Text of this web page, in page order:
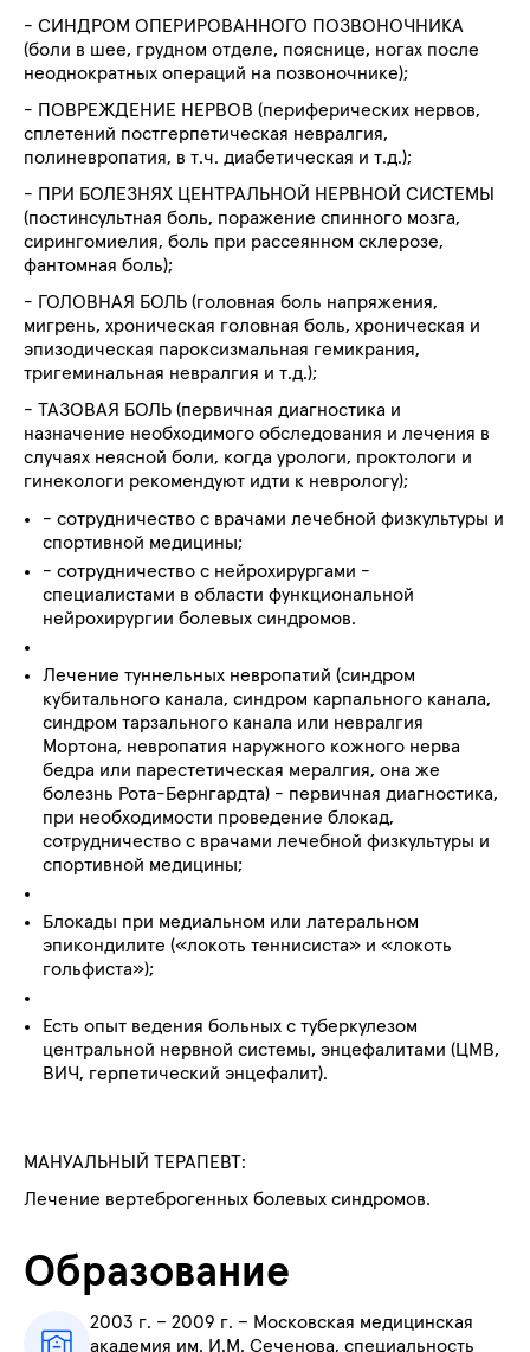
- СИНДРОМ ОПЕРИРОВАННОГО ПОЗВОНОЧНИКА
(боли в шее, грудном отделе, пояснице, ногах после
неоднократных операций на позвоночнике);
- ПОВРЕЖДЕНИЕ НЕРВОВ (периферических нервов,
сплетений постгерпетическая невралгия,
полиневропатия, в т.ч. диабетическая и т.д.);
- ПРИ БОЛЕЗНЯХ ЦЕНТРАЛЬНОЙ НЕРВНОЙ СИСТЕМЫ
(постинсультная боль, поражение спинного мозга,
сирингомиелия, боль при рассеянном склерозе,
фантомная боль);
- ГОЛОВНАЯ БОЛЬ (головная боль напряжения,
мигрень, хроническая головная боль, хроническая и
эпизодическая пароксизмальная гемикрания,
тригеминальная невралгия и т.д.);
- ТАЗОВАЯ БОЛЬ (первичная диагностика и
назначение необходимого обследования и лечения в
случаях неясной боли, когда урологи, проктологи и
гинекологи рекомендуют идти к неврологу);
- сотрудничество с врачами лечебной физкультуры и
спортивной медицины;
- сотрудничество с нейрохирургами -
специалистами в области функциональной
нейрохирургии болевых синдромов.
Лечение туннельных невропатий (синдром
кубитального канала, синдром карпального канала,
синдром тарзального канала или невралгия
Мортона, невропатия наружного кожного нерва
бедра или парестетическая мералгия, она же
болезнь Рота-Бернгардта) - первичная диагностика,
при необходимости проведение блокад,
сотрудничество с врачами лечебной физкультуры и
спортивной медицины;
Блокады при медиальном или латеральном
эпикондилите («локоть теннисиста» и «локоть
гольфиста»);
Есть опыт ведения больных с туберкулезом
центральной нервной системы, энцефалитами (ЦМВ,
ВИЧ, герпетический энцефалит).
МАНУАЛЬНЫЙ ТЕРАПЕВТ:
Лечение вертеброгенных болевых синдромов.
Образование
2003 г. – 2009 г. – Московская медицинская
академия им. И.М. Сеченова, специальность